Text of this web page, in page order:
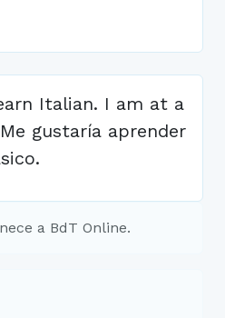
Italian. I am at a
gustaría aprender
a BdT Online.